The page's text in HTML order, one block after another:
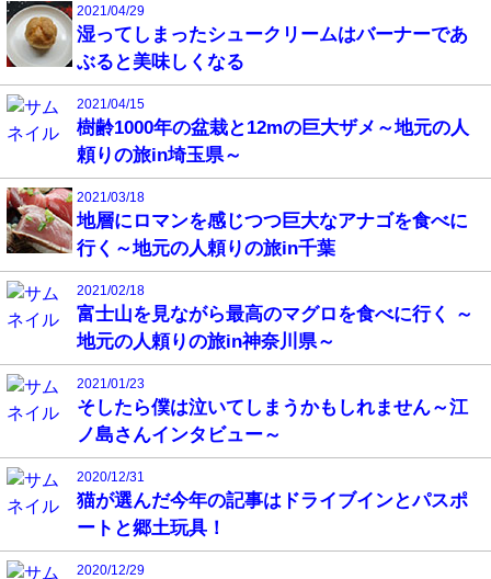
2021/04/29
湿ってしまったシュークリームはバーナーであ
ぶると美味しくなる
2021/04/15
樹齢1000年の盆栽と12mの巨大ザメ～地元の人
頼りの旅in埼玉県～
2021/03/18
地層にロマンを感じつつ巨大なアナゴを食べに
行く～地元の人頼りの旅in千葉
2021/02/18
富士山を見ながら最高のマグロを食べに行く ～
地元の人頼りの旅in神奈川県～
2021/01/23
そしたら僕は泣いてしまうかもしれません～江
ノ島さんインタビュー～
2020/12/31
猫が選んだ今年の記事はドライブインとパスポ
ートと郷土玩具！
2020/12/29